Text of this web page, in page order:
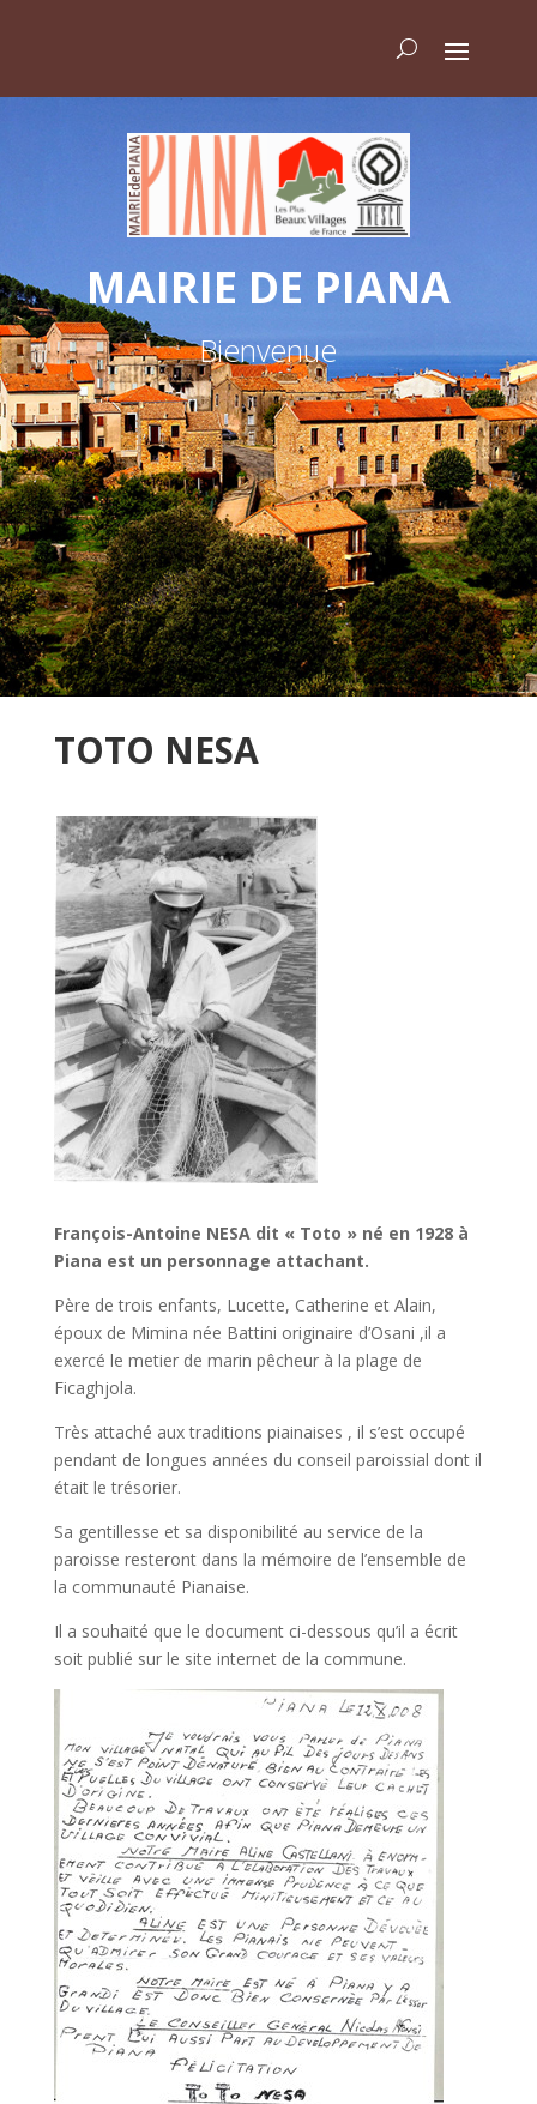
MAIRIE DE PIANA
Bienvenue
TOTO NESA
François-Antoine NESA dit « Toto » né en 1928 à
Piana est un personnage attachant.
Père de trois enfants, Lucette, Catherine et Alain,
époux de Mimina née Battini originaire d’Osani ,il a
exercé le metier de marin pêcheur à la plage de
Ficaghjola.
Très attaché aux traditions piainaises , il s’est occupé
pendant de longues années du conseil paroissial dont il
était le trésorier.
Sa gentillesse et sa disponibilité au service de la
paroisse resteront dans la mémoire de l’ensemble de
la communauté Pianaise.
Il a souhaité que le document ci-dessous qu’il a écrit
soit publié sur le site internet de la commune.